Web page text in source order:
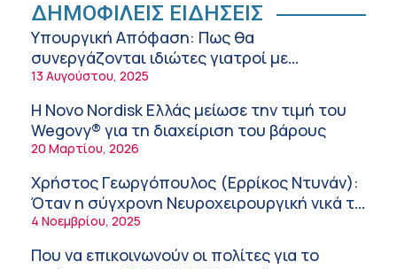
Ειρήνη Ζίγκιρη (Ερρίκος Ντυνάν): H θερμική
καταπόνηση στους ηλικιωμένους
εργαζόμενους
6:11 πμ
Σύσκεψη στον ΕΟΦ για την ομαλή
λειτουργία της εφοδιαστικής αλυσίδας των
φαρμάκων στη διάρκεια του καλοκαιριού
12:08 μμ
Μιχάλης Τάτσης, Insurance & Healthcare
Analyst, διευθυντής Επιχειρηματικής
Ανάπτυξης Ομίλου HHG
11:54 πμ
Kavita Patel: Ένα στα πέντε καινοτόμα
φάρμακα φτάνει τελικά στην Ελλάδα
ΔΗΜΟΦΙΛΕΙΣ ΕΙΔΗΣΕΙΣ
Υπουργική Απόφαση: Πως θα
συνεργάζονται ιδιώτες γιατροί με
νοσοκομεία του δημοσίου συστήματος
13 Αυγούστου, 2025
Η Novo Nordisk Ελλάς μείωσε την τιμή του
Wegovy® για τη διαχείριση του βάρους
20 Μαρτίου, 2026
Χρήστος Γεωργόπουλος (Ερρίκος Ντυνάν):
Όταν η σύγχρονη Νευροχειρουργική νικά το
φόβο!
4 Νοεμβρίου, 2025
Που να επικοινωνούν οι πολίτες για το